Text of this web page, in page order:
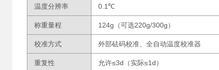
温度分辨率 0.1℃
称重量程 124g（可选220g/300g）
校准方式 外部砝码校准、全自动温度校准器
重复性 允许≤3d（实际≤1d）